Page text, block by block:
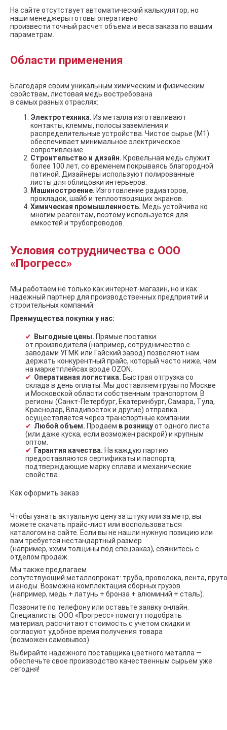
На сайте отсутствует автоматический калькулятор, но
наши менеджеры готовы оперативно
произвести точный расчет объема и веса заказа по вашим
параметрам.
Области применения
Благодаря своим уникальным химическим и физическим
свойствам, листовая медь востребована
в самых разных отраслях:
Электротехника. Из металла изготавливают
контакты, клеммы, полосы заземления и
распределительные устройства. Чистое сырье (М1)
обеспечивает минимальное электрическое
сопротивление.
Строительство и дизайн. Кровельная медь служит
более 100 лет, со временем покрываясь благородной
патиной. Дизайнеры используют полированные
листы для облицовки интерьеров.
Машиностроение. Изготовление радиаторов,
прокладок, шайб и теплоотводящих экранов.
Химическая промышленность. Медь устойчива ко
многим реагентам, поэтому используется для
емкостей и трубопроводов.
Условия сотрудничества с ООО
«Прогресс»
Мы работаем не только как интернет-магазин, но и как
надежный партнер для производственных предприятий и
строительных компаний.
Преимущества покупки у нас:
Выгодные цены. Прямые поставки
от производителя (например, сотрудничество с
заводами УГМК или Гайский завод) позволяют нам
держать конкурентный прайс, который часто ниже, чем
на маркетплейсах вроде OZON.
Оперативная логистика. Быстрая отгрузка со
склада в день оплаты. Мы доставляем грузы по Москве
и Московской области собственным транспортом. В
регионы (Санкт-Петербург, Екатеринбург, Самара, Тула,
Краснодар, Владивосток и другие) отправка
осуществляется через транспортные компании.
Любой объем. Продаем в розницуот одного листа
(или даже куска, если возможен раскрой) и крупным
оптом.
Гарантия качества. На каждую партию
предоставляются сертификаты и паспорта,
подтверждающие марку сплава и механические
свойства.
Как оформить заказ
Чтобы узнать актуальную цену за штуку или за метр, вы
можете скачать прайс-лист или воспользоваться
каталогом на сайте. Если вы не нашли нужную позицию или
вам требуется нестандартный размер
(например, xxмм толщины под спецзаказ), свяжитесь с
отделом продаж.
Мы также предлагаем
сопутствующий металлопрокат: труба, проволока, лента,
и аноды. Возможна комплектация сборных грузов
(например, медь + латунь + бронза + алюминий + сталь).
Позвоните по телефону или оставьте заявку онлайн.
Специалисты ООО «Прогресс» помогут подобрать
материал, рассчитают стоимость с учетом скидки и
согласуют удобное время получения товара
(возможен самовывоз).
Выбирайте надежного поставщика цветного металла —
обеспечьте свое производство качественным сырьем уже
сегодня!